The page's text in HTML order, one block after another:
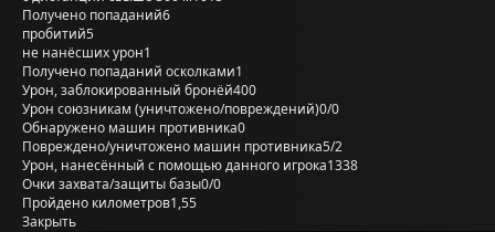
Получено попаданий6
пробитий5
не нанёсших урон1
Получено попаданий осколками1
Урон, заблокированный бронёй400
Урон союзникам (уничтожено/повреждений)0/0
Обнаружено машин противника0
Повреждено/уничтожено машин противника5/2
Урон, нанесённый с помощью данного игрока1338
Очки захвата/защиты базы0/0
Пройдено километров1,55
Закрыть